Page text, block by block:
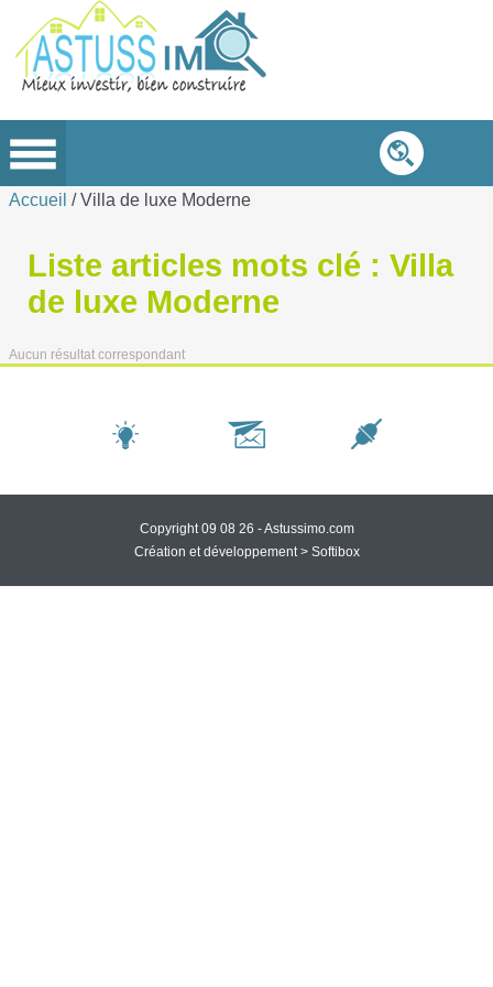
Accueil / Villa de luxe Moderne
Liste articles mots clé :Villa
de luxe Moderne
Aucun résultat correspondant
Copyright 09 08 26 -Astussimo.com
Création et développement > Softibox